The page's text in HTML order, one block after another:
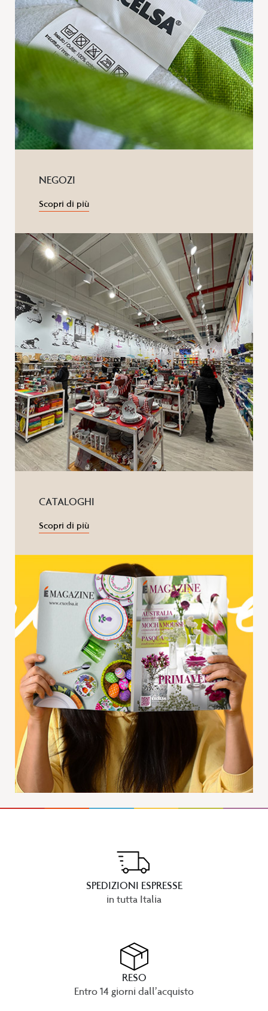
NEGOZI
Scopri di più
CATALOGHI
Scopri di più
SPEDIZIONI ESPRESSE
in tutta Italia
RESO
Entro 14 giorni dall’acquisto